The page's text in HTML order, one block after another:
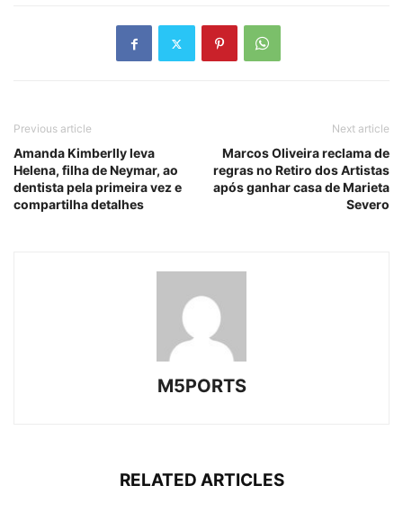
Previous article
Amanda Kimberlly leva
Helena, filha de Neymar, ao
dentista pela primeira vez e
compartilha detalhes
Next article
Marcos Oliveira reclama de
regras no Retiro dos Artistas
após ganhar casa de Marieta
Severo
M5PORTS
RELATED ARTICLES